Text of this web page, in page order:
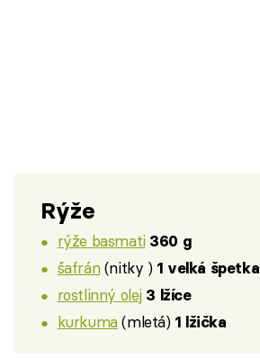
Rýže
rýže basmati 360 g
šafrán(nitky ) 1 velká špetka
rostlinný olej 3 lžíce
kurkuma(mletá) 1 lžička